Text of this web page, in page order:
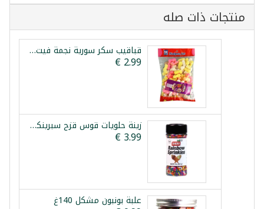
منتجات ذات صله
قباقيب سكر سورية نجمة فيت 250غ
زينة حلويات قوس قزح سبرينكلز 85غ
علبة بونبون مشكل 140غ